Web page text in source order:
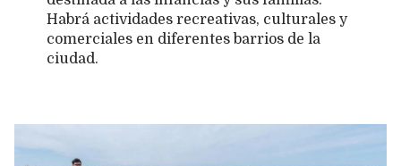
Habrá actividades recreativas, culturales y
comerciales en diferentes barrios de la
ciudad.